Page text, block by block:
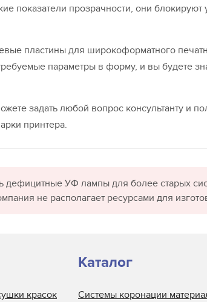
показатели прозрачности, они
пластины для широкоформатного
параметры в форму, и вы будете
задать любой вопрос консультанту и
принтера.
дефицитные УФ лампы для более старых
не располагает ресурсами для
красок
Каталог
Системы коронации